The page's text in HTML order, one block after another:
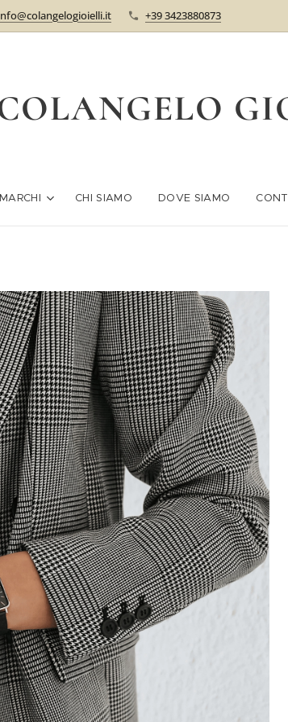
+39 3423880873
MARCHI CHI SIAMO DOVE SIAMO